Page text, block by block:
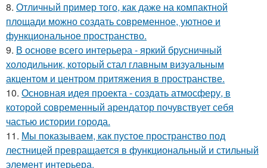
8. Отличный пример того, как даже на компактной
площади можно создать современное, уютное и
функциональное пространство.
9. В основе всего интерьера - яркий брусничный
холодильник, который стал главным визуальным
акцентом и центром притяжения в пространстве.
10. Основная идея проекта - создать атмосферу, в
которой современный арендатор почувствует себя
частью истории города.
11. Мы показываем, как пустое пространство под
лестницей превращается в функциональный и стильный
элемент интерьера.